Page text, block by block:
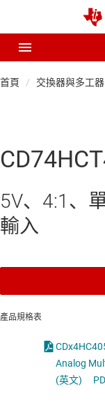
首頁 交換器與多工器
5V、4:1、
輸入
產品規格表
(英文)